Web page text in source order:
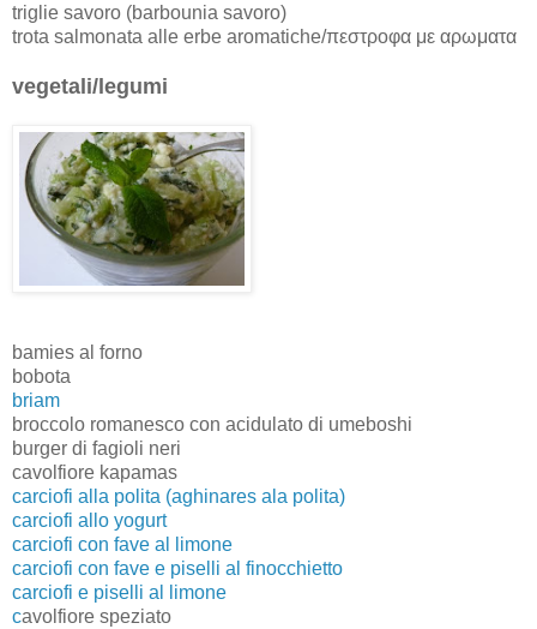
triglie savoro (barbounia savoro)
trota salmonata alle erbe aromatiche/πεστροφα με αρωματα
vegetali/legumi
bamies al forno
bobota
briam
broccolo romanesco con acidulato di umeboshi
burger di fagioli neri
cavolfiore kapamas
carciofi alla polita (aghinares ala polita)
carciofi allo yogurt
carciofi con fave al limone
carciofi con fave e piselli al finocchietto
carciofi e piselli al limone
cavolfiore speziato